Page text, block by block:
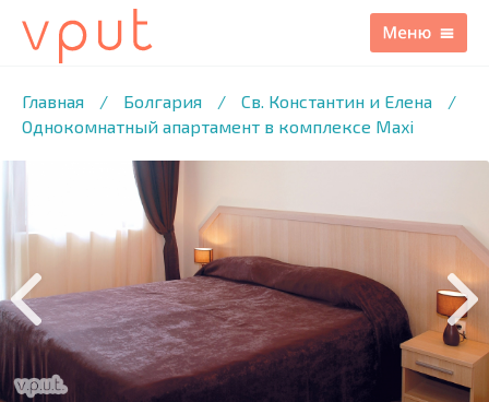
Главная / Болгария / Св. Константин и Елена
/
Однокомнатный апартамент в комплексе Maxi
/29 ФОТО